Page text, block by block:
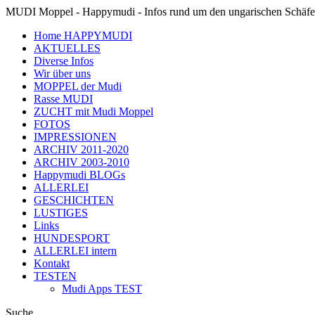
MUDI Moppel - Happymudi - Infos rund um den ungarischen
Home HAPPYMUDI
AKTUELLES
Diverse Infos
Wir über uns
MOPPEL der Mudi
Rasse MUDI
ZUCHT mit Mudi Moppel
FOTOS
IMPRESSIONEN
ARCHIV 2011-2020
ARCHIV 2003-2010
Happymudi BLOGs
ALLERLEI
GESCHICHTEN
LUSTIGES
Links
HUNDESPORT
ALLERLEI intern
Kontakt
TESTEN
Mudi Apps TEST
Suche